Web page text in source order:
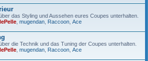
das Styling und Aussehen eures Coupes unterhalten.
mugendan Raccoon Ace
die Technik und das Tuning der Coupes unterhalten.
mugendan Raccoon Ace